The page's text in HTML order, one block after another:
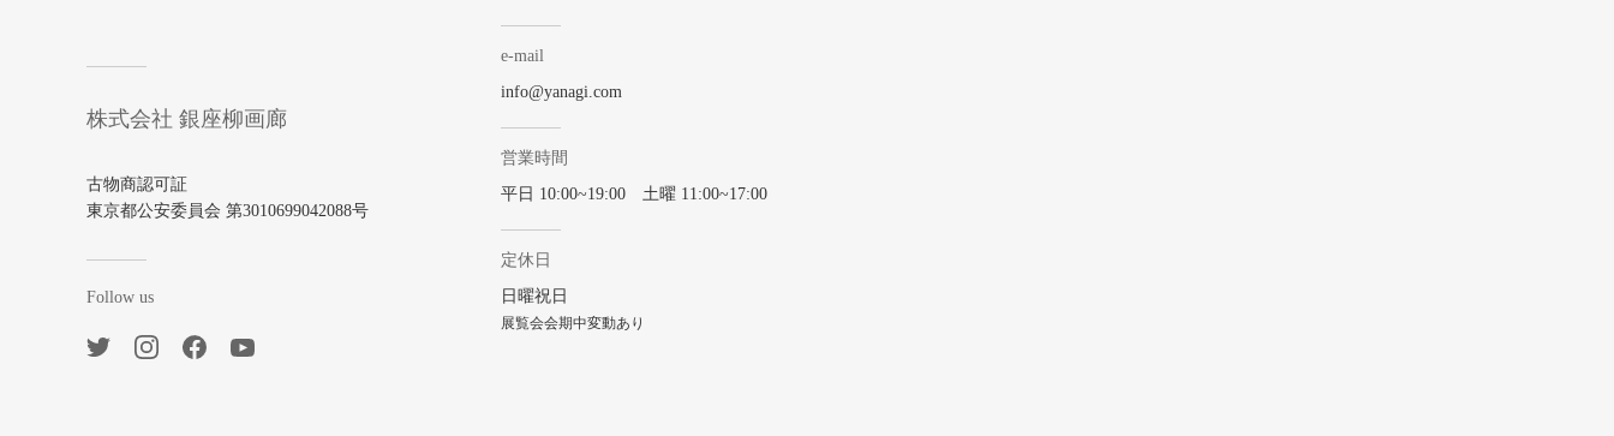
株式会社 銀座柳画廊
古物商認可証
東京都公安委員会 第3010699042088号
Follow us
e-mail
info@yanagi.com
営業時間
平日 10:00~19:00 土曜 11:00~17:00
定休日
日曜祝日
展覧会会期中変動あり